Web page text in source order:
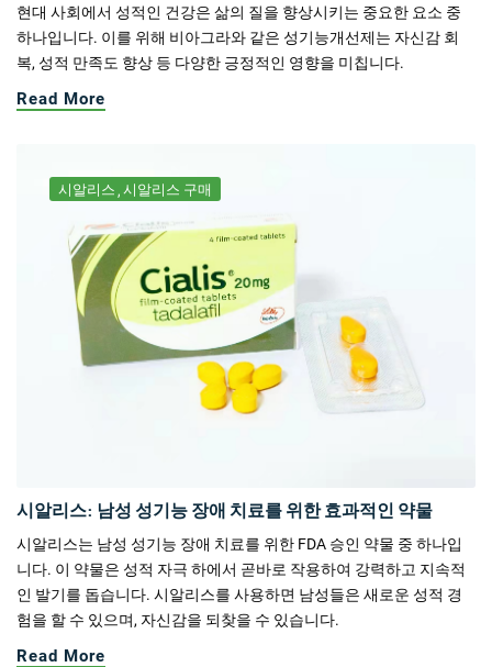
현대 사회에서 성적인 건강은 삶의 질을 향상시키는 중요한 요소 중
하나입니다. 이를 위해 비아그라와 같은 성기능개선제는 자신감 회
복, 성적 만족도 향상 등 다양한 긍정적인 영향을 미칩니다.
Read More
시알리스 시알리스 구매
시알리스: 남성 성기능 장애 치료를 위한 효과적인 약물
시알리스는 남성 성기능 장애 치료를 위한 FDA 승인 약물 중 하나입
니다. 이 약물은 성적 자극 하에서 곧바로 작용하여 강력하고 지속적
인 발기를 돕습니다. 시알리스를 사용하면 남성들은 새로운 성적 경
험을 할 수 있으며, 자신감을 되찾을 수 있습니다.
Read More